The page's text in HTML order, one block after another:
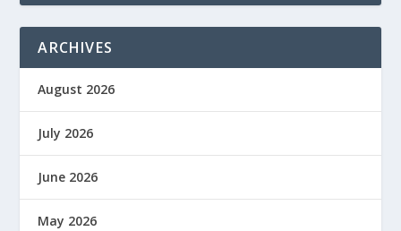
ARCHIVES
August 2026
July 2026
June 2026
May 2026